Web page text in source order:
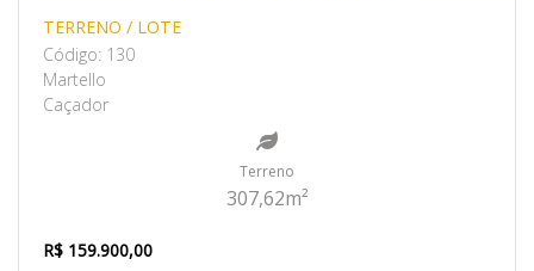
TERRENO / LOTE
Código: 130
Martello
Caçador
Terreno
307,62m²
R$ 159.900,00